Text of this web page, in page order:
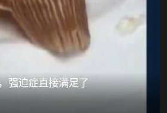
强迫症直接满足了